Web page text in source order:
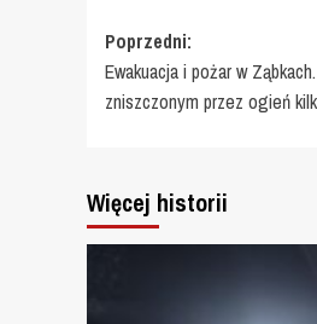
Zobacz
wpisy
Poprzedni:
Ewakuacja i pożar w
zniszczonym przez ogień
Więcej historii